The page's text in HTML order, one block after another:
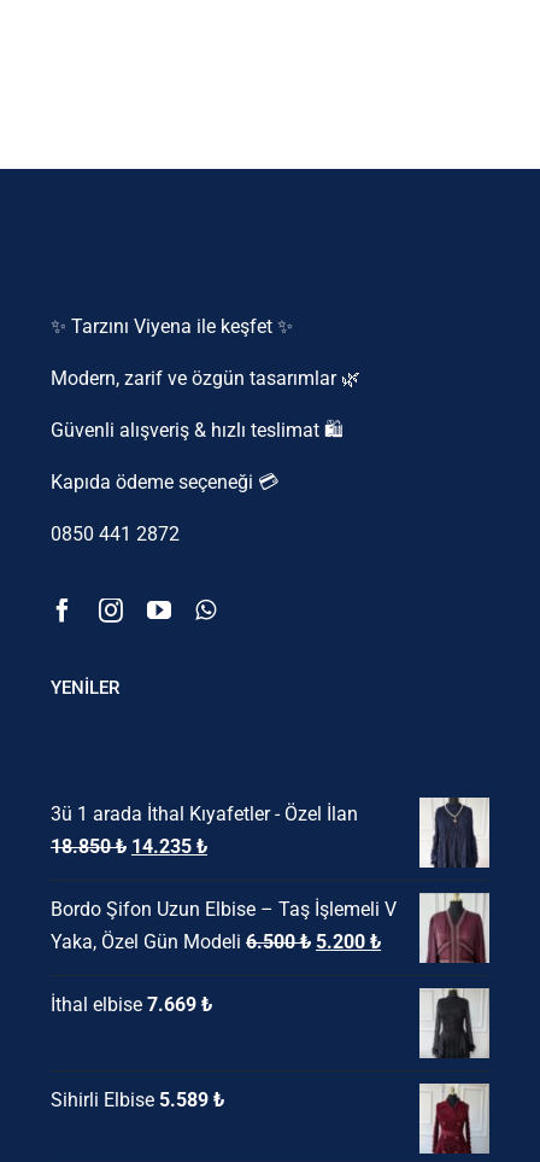
✨ Tarzını Viyena ile keşfet ✨
Modern, zarif ve özgün tasarımlar 🌿
Güvenli alışveriş & hızlı teslimat 🛍️
Kapıda ödeme seçeneği 💳
0850 441 2872
YENİLER
3ü 1 arada İthal Kıyafetler - Özel İlan
18.850₺ Orijinal
fiyat:
18.850 ₺.
14.235 ₺Şu
andaki
fiyat:
14.235 ₺.
Bordo Şifon Uzun Elbise – Taş İşlemeli V
Yaka, Özel Gün Modeli 6.500₺ Orijinal
fiyat:
5.200 ₺Şu
andaki
5.200 ₺.
İthal elbise 7.669 ₺
Sihirli Elbise 5.589 ₺